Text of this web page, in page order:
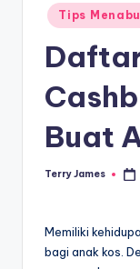
Posted
in
Tips
Buat
Posted
Terry James
Memiliki
bagi anak kos.